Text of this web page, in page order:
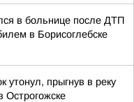
в больнице после ДТП
в Борисоглебске
утонул, прыгнув в реку
Острогожске